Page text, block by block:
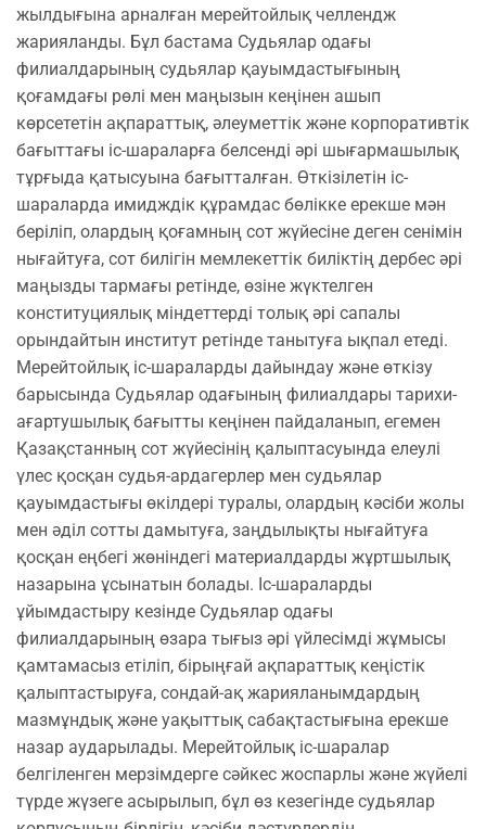
жылдығына арналған мерейтойлық челлендж
жарияланды. Бұл бастама Судьялар одағы
филиалдарының судьялар қауымдастығының
қоғамдағы рөлі мен маңызын кеңінен ашып
көрсететін ақпараттық, әлеуметтік және корпоративтік
бағыттағы іс-шараларға белсенді әрі шығармашылық
тұрғыда қатысуына бағытталған. Өткізілетін іс-
шараларда имидждік құрамдас бөлікке ерекше мән
беріліп, олардың қоғамның сот жүйесіне деген сенімін
нығайтуға, сот билігін мемлекеттік биліктің дербес әрі
маңызды тармағы ретінде, өзіне жүктелген
конституциялық міндеттерді толық әрі сапалы
орындайтын институт ретінде танытуға ықпал етеді.
Мерейтойлық іс-шараларды дайындау және өткізу
барысында Судьялар одағының филиалдары тарихи-
ағартушылық бағытты кеңінен пайдаланып, егемен
Қазақстанның сот жүйесінің қалыптасуында елеулі
үлес қосқан судья-ардагерлер мен судьялар
қауымдастығы өкілдері туралы, олардың кәсіби жолы
мен әділ сотты дамытуға, заңдылықты нығайтуға
қосқан еңбегі жөніндегі материалдарды жұртшылық
назарына ұсынатын болады. Іс-шараларды
ұйымдастыру кезінде Судьялар одағы
филиалдарының өзара тығыз әрі үйлесімді жұмысы
қамтамасыз етіліп, бірыңғай ақпараттық кеңістік
қалыптастыруға, сондай-ақ жарияланымдардың
мазмұндық және уақыттық сабақтастығына ерекше
назар аударылады. Мерейтойлық іс-шаралар
белгіленген мерзімдерге сәйкес жоспарлы және жүйелі
түрде жүзеге асырылып, бұл өз кезегінде судьялар